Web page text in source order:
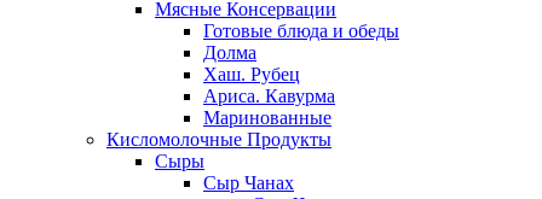
Мясные Консервации
Готовые блюда и обеды
Долма
Хаш. Рубец
Ариса. Кавурма
Маринованные
Кисломолочные Продукты
Сыры
Сыр Чанах